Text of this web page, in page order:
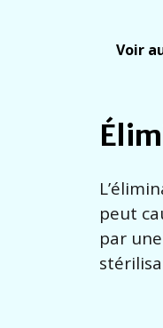
Voir
peut
par